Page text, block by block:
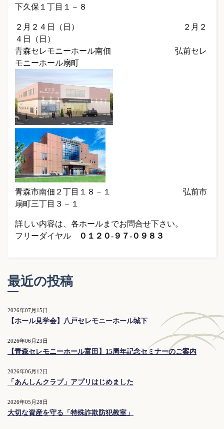
下久保１丁目１－８
２月２４日（日） ２月２
４日（日）
青森セレモニーホール南佃 弘前セレ
モニーホール扇町
青森市南佃２丁目１８－１ 弘前市
扇町三丁目３－１
詳しい内容は、各ホールまでお問合せ下さい。
フリーダイヤル
０１２０-９７-０９８３
最近の投稿
2026年07月15日
【ホール見学会】八戸セレモニーホール城下
2026年06月23日
【青森セレモニーホール富田】15周年記念セミナーのご案内
2026年06月12日
「あんしんクラブ」アプリはじめました
2026年05月28日
大切な資産を守る「特殊詐欺防犯教室」